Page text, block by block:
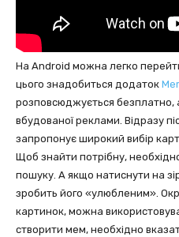
На Android можна легко
цього знадобиться додаток
розповсюджується безплатно,
вбудованої реклами. Відразу
запропонує широкий вибір
Щоб знайти потрібну,
пошуку. А якщо натиснути на
зробить його «улюбленим».
картинок, можна
створити мем, необхідно